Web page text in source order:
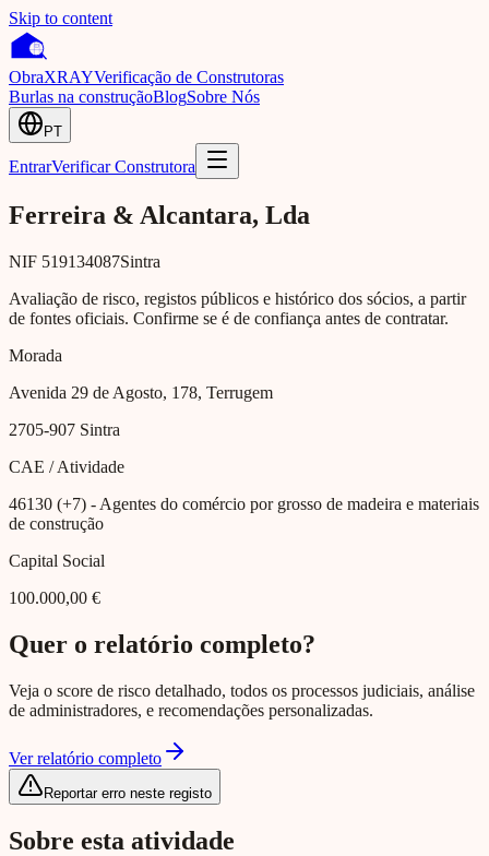
Skip to content
ObraXRAYVerificação de Construtoras
Burlas na construçãoBlogSobre Nós
PT
EntrarVerificar Construtora
Ferreira & Alcantara, Lda
NIF 519134087Sintra
Avaliação de risco, registos públicos e histórico dos sócios, a partir
de fontes oficiais. Confirme se é de confiança antes de contratar.
Morada
Avenida 29 de Agosto, 178, Terrugem
2705-907 Sintra
CAE / Atividade
46130 (+7) - Agentes do comércio por grosso de madeira e materiais
de construção
Capital Social
100.000,00 €
Quer o relatório completo?
Veja o score de risco detalhado, todos os processos judiciais, análise
de administradores, e recomendações personalizadas.
Ver relatório completo
Reportar erro neste registo
Sobre esta atividade